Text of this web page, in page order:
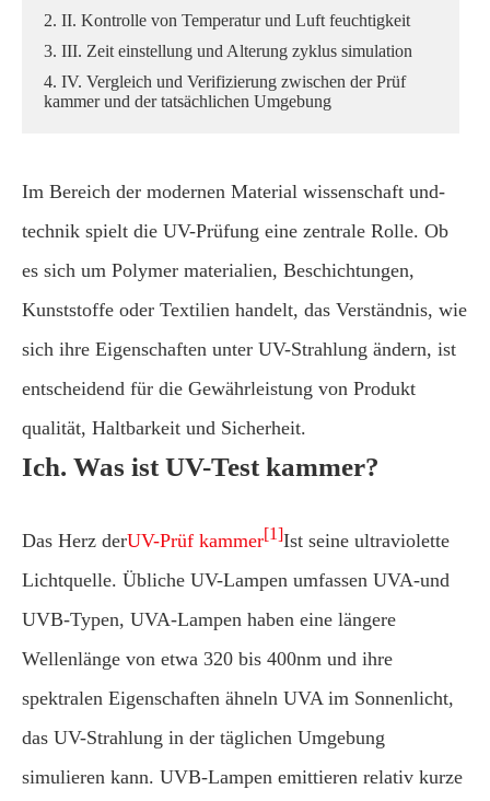
2. II. Kontrolle von Temperatur und Luft feuchtigkeit
3. III. Zeit einstellung und Alterung zyklus simulation
4. IV. Vergleich und Verifizierung zwischen der Prüf
kammer und der tatsächlichen Umgebung
Im Bereich der modernen Material wissenschaft und-
technik spielt die UV-Prüfung eine zentrale Rolle. Ob
es sich um Polymer materialien, Beschichtungen,
Kunststoffe oder Textilien handelt, das Verständnis, wie
sich ihre Eigenschaften unter UV-Strahlung ändern, ist
entscheidend für die Gewährleistung von Produkt
qualität, Haltbarkeit und Sicherheit.
Ich. Was ist UV-Test kammer?
Das Herz derUV-Prüf kammer[1]Ist seine ultraviolette
Lichtquelle. Übliche UV-Lampen umfassen UVA-und
UVB-Typen, UVA-Lampen haben eine längere
Wellenlänge von etwa 320 bis 400nm und ihre
spektralen Eigenschaften ähneln UVA im Sonnenlicht,
das UV-Strahlung in der täglichen Umgebung
simulieren kann. UVB-Lampen emittieren relativ kurze